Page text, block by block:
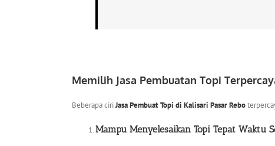
Memilih Jasa Pembuatan Topi
Beberapa ciriJasa Pembuat Topi di Kalisari Pasar Rebo
Mampu Menyelesaikan Topi Tepat Waktu